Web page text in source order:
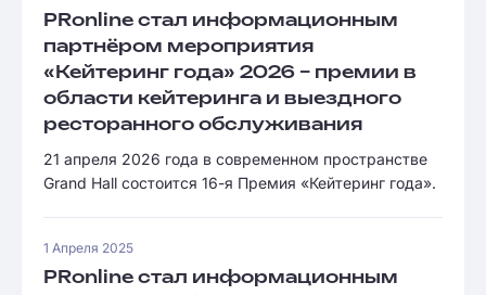
PRonline стал информационным
партнёром мероприятия
«Кейтеринг года» 2026 – премии в
области кейтеринга и выездного
ресторанного обслуживания
21 апреля 2026 года в современном пространстве
Grand Hall состоится 16-я Премия «Кейтеринг года».
1 Апреля 2025
PRonline стал информационным